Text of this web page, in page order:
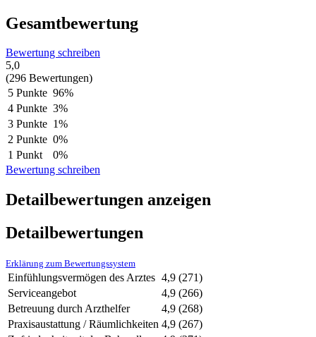
Gesamtbewertung
Bewertung schreiben
5,0
(296 Bewertungen)
5 Punkte 96%
4 Punkte 3%
3 Punkte 1%
2 Punkte 0%
1 Punkt
0%
Bewertung schreiben
Detailbewertungen anzeigen
Detailbewertungen
Erklärung zum Bewertungssystem
Einfühlungsvermögen des Arztes 4,9 (271)
Serviceangebot
4,9 (266)
Betreuung durch Arzthelfer
4,9 (268)
Praxisaustattung / Räumlichkeiten 4,9 (267)